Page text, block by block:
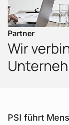
Partner
Wir
PSI führt